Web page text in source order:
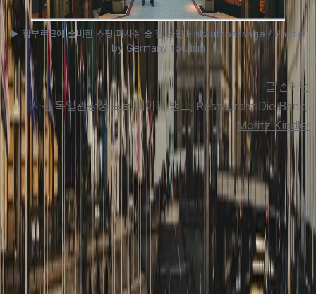
▶ 함부르크에 즐비한 쇼핑 파사쥐 중 한 곳인 Einkaufspassage / Photo
by Germany tourism
글 손혜선
사진 독일관광청 포토 데이
Moritz Kindler
맨 위로
여행지
유럽
아시아
아프리카
중남미
북미
오세아니아